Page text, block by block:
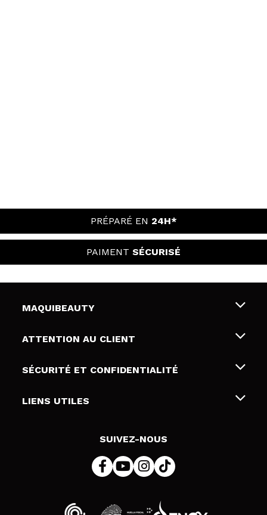
PRÉPARÉ EN 24H*
PAIMENT SÉCURISÉ
MAQUIBEAUTY
Qui sommes nous
Cartes-cadeaux
ATTENTION AU CLIENT
Livraison & retour
Modes de paiement
SÉCURITÉ ET CONFIDENTIALITÉ
Conditions et confidentialité
LIENS UTILES
SUIVEZ-NOUS